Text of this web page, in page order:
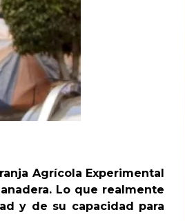
Agrícola Experimental
Lo que realmente
y de su capacidad para